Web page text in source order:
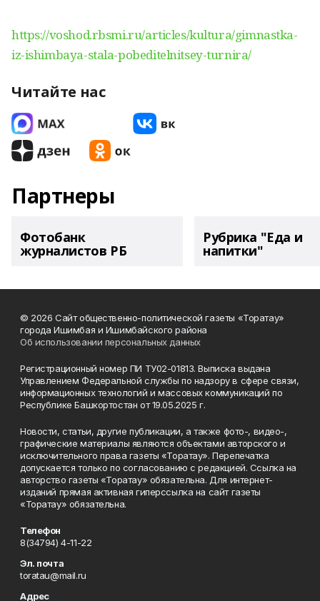
https://voshod.rbsmi.ru/articles/kultura/gimnastka-
iz-ishimbaya-stala-pobeditelnitsey-turnira/
Читайте нас
Партнеры
Фотобанк
журналистов РБ
Рубрика "Еда и
напитки"
© 2026 Сайт общественно-политической газеты «Торатау»
города Ишимбая и Ишимбайского района
Об использовании персональных данных
Регистрационный номер ПИ ТУ02-01813. Выписка выдана
Управлением Федеральной службы по надзору в сфере связи,
информационных технологий и массовых коммуникаций по
Республике Башкортостан от 19.05.2025 г.
Новости, статьи, другие публикации, а также фото-, видео-,
графические материалы являются объектами авторского и
исключительного права газеты «Торатау». Перепечатка
допускается только по согласованию с редакцией. Ссылка на
авторство газеты «Торатау» обязательна. Для интернет-
изданий прямая активная гиперссылка на сайт газеты
«Торатау» обязательна.
Телефон
8(34794) 4-11-22
Эл. почта
toratau@mail.ru
Адрес